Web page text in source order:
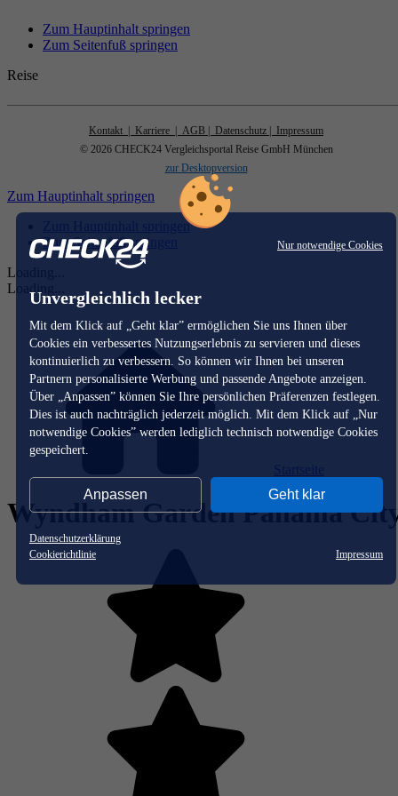
Nur notwendige Cookies
Unvergleichlich lecker
Mit dem Klick auf „Geht klar” ermöglichen Sie uns Ihnen über
Cookies ein verbessertes Nutzungserlebnis zu servieren und dieses
kontinuierlich zu verbessern. So können wir Ihnen bei unseren
Partnern personalisierte Werbung und passende Angebote anzeigen.
Über „Anpassen” können Sie Ihre persönlichen Präferenzen festlegen.
Dies ist auch nachträglich jederzeit möglich. Mit dem Klick auf „Nur
notwendige Cookies” werden lediglich technisch notwendige Cookies
gespeichert.
Anpassen Geht klar
Datenschutzerklärung
Cookierichtlinie
Impressum
Zum Hauptinhalt springen
Zum Seitenfuß springen
Reise
Kontakt | Karriere | AGB | Datenschutz
| Impressum
© 2026 CHECK24 Vergleichsportal Reise GmbH München
zur Desktopversion
Zum Hauptinhalt springen
Zum Hauptinhalt springen
Zum Seitenfuß springen
Loading...
Loading...
Wyndham Garden Panama